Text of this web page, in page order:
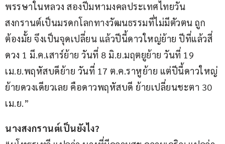
พรรษาในหลวง สองปีมหามงคลประเทศไทยวัน
สงกรานต์เป็นมรดกโลกทางวัฒนธรรมที่ไม่มีตัวตน ถูก
ต้องมั้ย จึงเป็นจุดเปลี่ยน แล้วปีนี้ดาวใหญ่ย้าย ปีที่แล้วสี่
ดวง 1 มี.ค.เสาร์ย้าย วันที่ 8 มิ.ย.มฤตยูย้าย วันที่ 19
เม.ย.พฤหัสบดีย้าย วันที่ 17 ต.ค.ราหูย้าย แต่ปีนี้ดาวใหญ่
ย้ายดวงเดียวเลย คือดาวพฤหัสบดี ย้ายเปลี่ยนชะตา 30
เม.ย.”
นางสงกรานต์เป็นยังไง?